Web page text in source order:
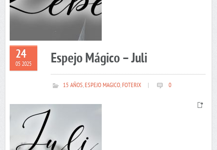
24
05 2025 Espejo Mágico – Juli
15 AÑOS,ESPEJO MAGICO,FOTERIX 0